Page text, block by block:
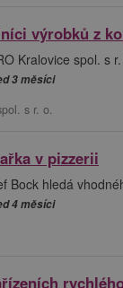
výrobků z
Kralovice spol. s
3 měsíci
s r. o.
v pizzerii
Bock hledá
4 měsíci